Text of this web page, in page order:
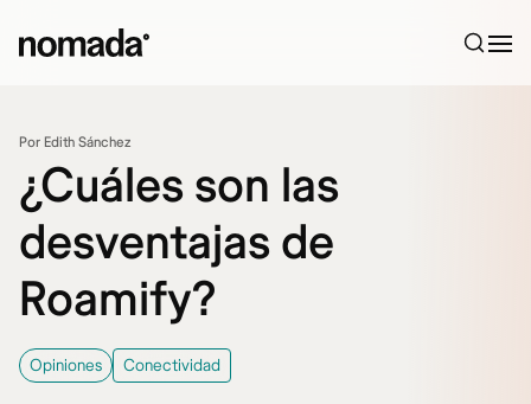
Por Edith Sánchez
¿Cuáles son las
desventajas de
Roamify?
Opiniones Conectividad